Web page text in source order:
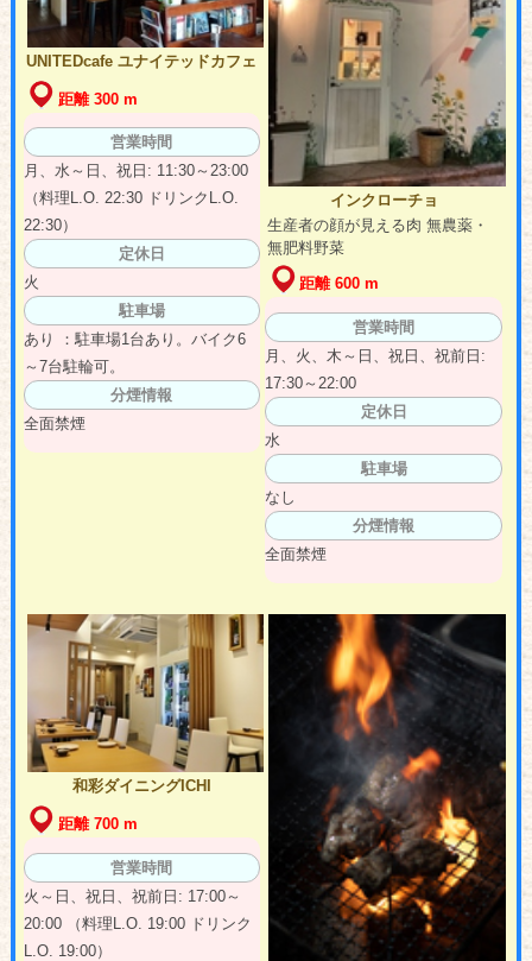
UNITEDcafe ユナイテッドカフェ
距離 300 m
営業時間
月、水～日、祝日: 11:30～23:00
（料理L.O. 22:30 ドリンクL.O.
22:30）
定休日
火
駐車場
あり ：駐車場1台あり。バイク6
～7台駐輪可。
分煙情報
全面禁煙
インクローチョ
生産者の顔が見える肉 無農薬・
無肥料野菜
距離 600 m
営業時間
月、火、木～日、祝日、祝前日:
17:30～22:00
定休日
水
駐車場
なし
分煙情報
全面禁煙
和彩ダイニングICHI
距離 700 m
営業時間
火～日、祝日、祝前日: 17:00～
20:00 （料理L.O. 19:00 ドリンク
L.O. 19:00）